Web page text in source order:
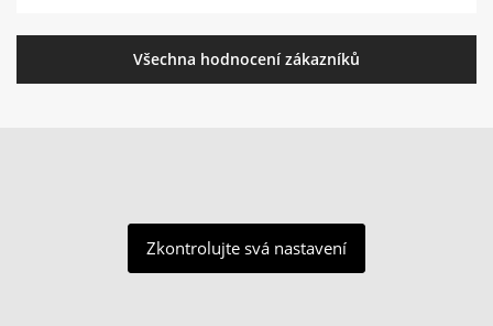
Všechna hodnocení zákazníků
Zkontrolujte svá nastavení